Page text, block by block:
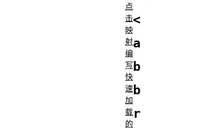
<
a
b
b
r
点
击
映
射
编
写
快
速
加
载
的